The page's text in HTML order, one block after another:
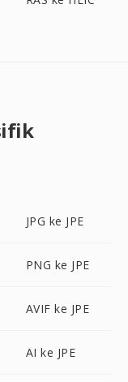
JPG ke JPE
PNG ke JPE
AVIF ke JPE
AI ke JPE